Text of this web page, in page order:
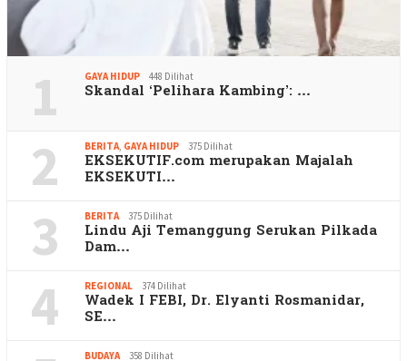
1 GAYA HIDUP 448 Dilihat
Skandal ‘Pelihara Kambing’: …
2 BERITA GAYA HIDUP 375 Dilihat
EKSEKUTIF.com merupakan Majalah
EKSEKUTI…
3 BERITA 375 Dilihat
Lindu Aji Temanggung Serukan Pilkada
Dam…
4 REGIONAL 374 Dilihat
Wadek I FEBI, Dr. Elyanti Rosmanidar,
SE…
BUDAYA 358 Dilihat